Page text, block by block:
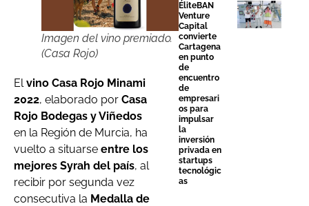
Imagen del vino premiado.
(Casa Rojo)
Elvino Casa Rojo Minami
2022, elaborado por Casa
Rojo Bodegas y Viñedos
en la Región de Murcia, ha
vuelto a situarse entre los
mejores Syrah del país, al
recibir por segunda vez
consecutiva la Medalla de
ÉliteBAN
Venture
Capital
convierte
Cartagena
en punto
de
encuentro
de
empresari
os para
impulsar
la
inversión
privada en
startups
tecnológic
as